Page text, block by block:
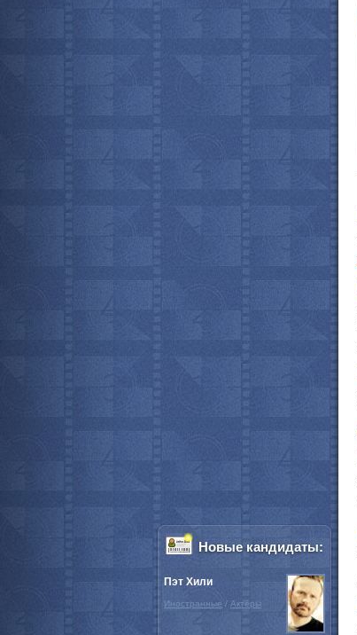
Новые кандидаты:
Пэт Хили
Иностранные / Актёры